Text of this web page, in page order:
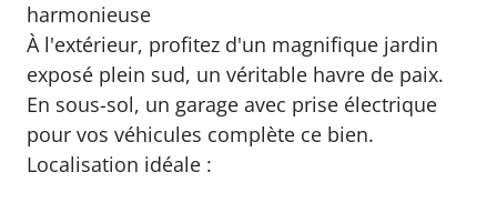
harmonieuse
À l'extérieur, profitez d'un magnifique jardin
exposé plein sud, un véritable havre de paix.
En sous-sol, un garage avec prise électrique
pour vos véhicules complète ce bien.
Localisation idéale :